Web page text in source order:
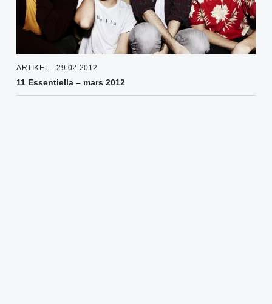
ARTIKEL - 29.02.2012
11 Essentiella – mars 2012